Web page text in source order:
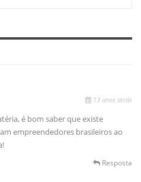
13 anos atrás
é bom saber que existe
empreendedores brasileiros ao
Resposta